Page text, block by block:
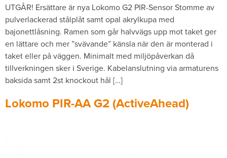
UTGÅR! Ersättare är nya Lokomo G2 PIR-Sensor Stomme av
pulverlackerad stålplåt samt opal akrylkupa med
bajonettlåsning. Ramen som går halvvägs upp mot taket ger
en lättare och mer ”svävande” känsla när den är monterad i
taket eller på väggen. Minimalt med miljöpåverkan då
tillverkningen sker i Sverige. Kabelanslutning via armaturens
baksida samt 2st knockout hål […]
Lokomo PIR-AA G2 (ActiveAhead)